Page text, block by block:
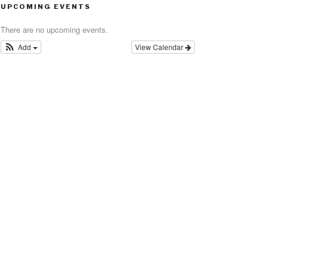
UPCOMING EVENTS
There are no upcoming events.
View Calendar
Add